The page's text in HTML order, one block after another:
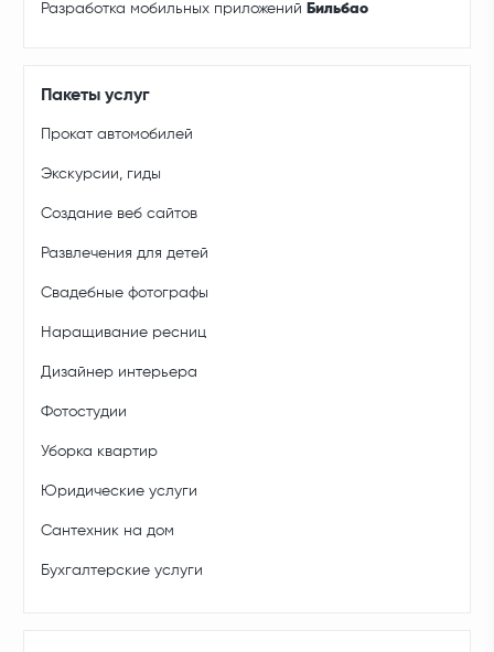
Разработка мобильных приложений Бильбао
Пакеты услуг
Прокат автомобилей
Экскурсии, гиды
Создание веб сайтов
Развлечения для детей
Свадебные фотографы
Наращивание ресниц
Дизайнер интерьера
Фотостудии
Уборка квартир
Юридические услуги
Сантехник на дом
Бухгалтерские услуги